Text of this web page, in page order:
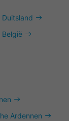
Ardennen